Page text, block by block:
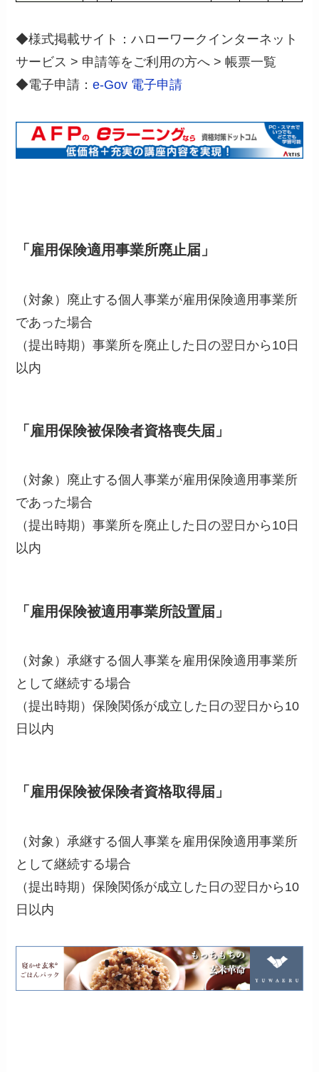
◆様式掲載サイト：ハローワークインターネット
サービス > 申請等をご利用の方へ > 帳票一覧
◆電子申請：e-Gov 電子申請
「雇用保険適用事業所廃止届」
（対象）廃止する個人事業が雇用保険適用事業所
であった場合
（提出時期）事業所を廃止した日の翌日から10日
以内
「雇用保険被保険者資格喪失届」
（対象）廃止する個人事業が雇用保険適用事業所
であった場合
（提出時期）事業所を廃止した日の翌日から10日
以内
「雇用保険被適用事業所設置届」
（対象）承継する個人事業を雇用保険適用事業所
として継続する場合
（提出時期）保険関係が成立した日の翌日から10
日以内
「雇用保険被保険者資格取得届」
（対象）承継する個人事業を雇用保険適用事業所
として継続する場合
（提出時期）保険関係が成立した日の翌日から10
日以内